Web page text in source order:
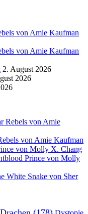
von Amie Kaufman
von Amie Kaufman
2. August 2026
2026
Rebels von Amie
von Amie Kaufman
von Molly X. Chang
Prince von Molly
White Snake von Sher